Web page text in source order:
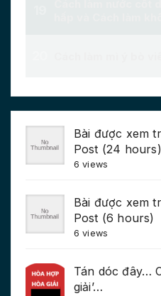
Bài được xem
Post (24 hours)
6 views
Bài được xem
Post (6 hours)
6 views
Tán dóc đây…
giải’…